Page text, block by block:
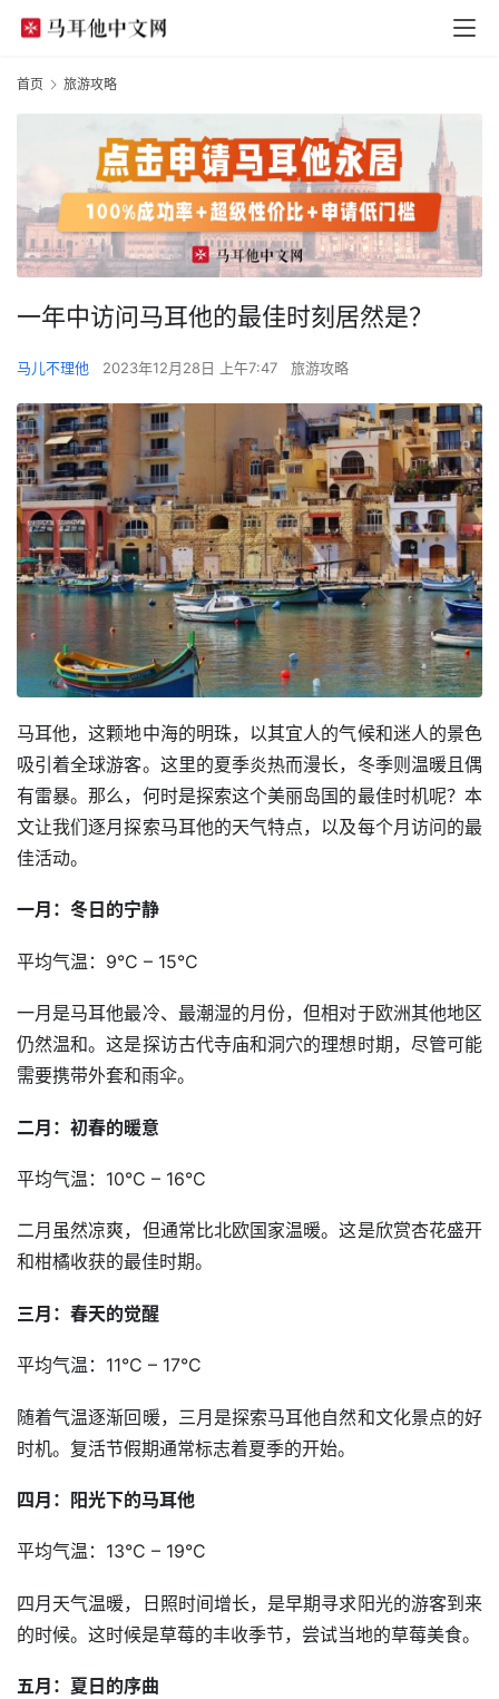
首页 旅游攻略
一年中访问马耳他的最佳时刻居然是？
马儿不理他 2023年12月28日 上午7:47 旅游攻略
马耳他，这颗地中海的明珠，以其宜人的气候和迷人的景色
吸引着全球游客。这里的夏季炎热而漫长，冬季则温暖且偶
有雷暴。那么，何时是探索这个美丽岛国的最佳时机呢？本
文让我们逐月探索马耳他的天气特点，以及每个月访问的最
佳活动。
一月：冬日的宁静
平均气温：9°C – 15°C
一月是马耳他最冷、最潮湿的月份，但相对于欧洲其他地区
仍然温和。这是探访古代寺庙和洞穴的理想时期，尽管可能
需要携带外套和雨伞。
二月：初春的暖意
平均气温：10°C – 16°C
二月虽然凉爽，但通常比北欧国家温暖。这是欣赏杏花盛开
和柑橘收获的最佳时期。
三月：春天的觉醒
平均气温：11°C – 17°C
随着气温逐渐回暖，三月是探索马耳他自然和文化景点的好
时机。复活节假期通常标志着夏季的开始。
四月：阳光下的马耳他
平均气温：13°C – 19°C
四月天气温暖，日照时间增长，是早期寻求阳光的游客到来
的时候。这时候是草莓的丰收季节，尝试当地的草莓美食。
五月：夏日的序曲